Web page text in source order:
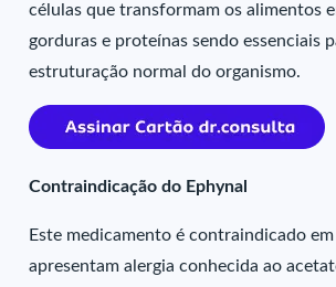
células que transformam os alimentos
gorduras e proteínas sendo essenciais
estruturação normal do organismo.
Contraindicação do Ephynal
Este medicamento é contraindicado
apresentam alergia conhecida ao